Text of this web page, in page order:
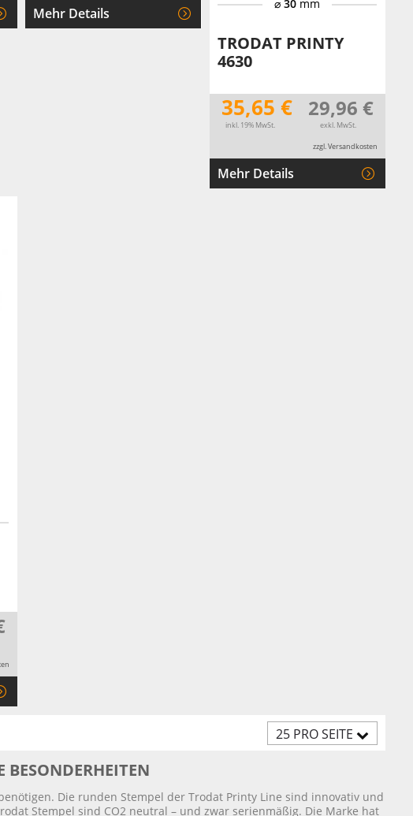
Mehr Details
⌀ 30 mm
TRODAT PRINTY
4630
35,65 €
inkl. 19% MwSt.
29,96 €
exkl. MwSt.
zzgl. Versandkosten
Mehr Details
25 PRO SEITE
Die runden Stempel der Trodat Printy Line sind innovativ und
Stempel sind CO2 neutral – und zwar serienmäßig. Die Marke hat